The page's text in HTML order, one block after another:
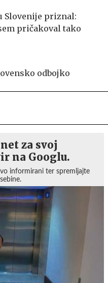
Slovenije priznal:
pričakoval tako
odbojko
za svoj
na Googlu.
informirani ter spremljajte